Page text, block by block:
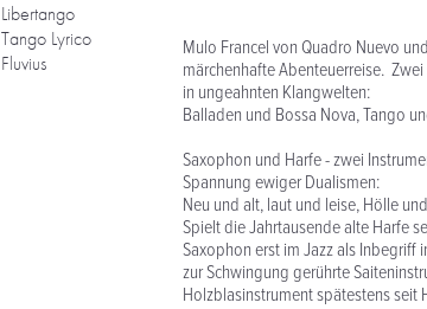
Libertango
Tango Lyrico
Fluvius
Mulo Francel von Quadro Nuevo
märchenhafte Abenteuerreise.
in ungeahnten Klangwelten:
Balladen und Bossa Nova, Tango
Saxophon und Harfe - zwei
Spannung ewiger Dualismen:
Neu und alt, laut und leise, Hölle
Spielt die Jahrtausende alte Harfe
Saxophon erst im Jazz als Inbegriff
zur Schwingung gerührte
Holzblasinstrument spätestens